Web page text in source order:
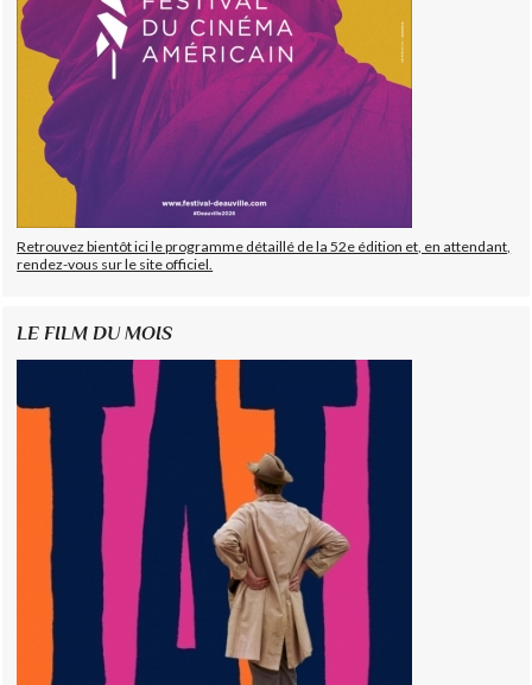
Retrouvez bientôt ici le programme détaillé de la 52e édition et, en attendant,
rendez-vous sur le site officiel.
LE FILM DU MOIS